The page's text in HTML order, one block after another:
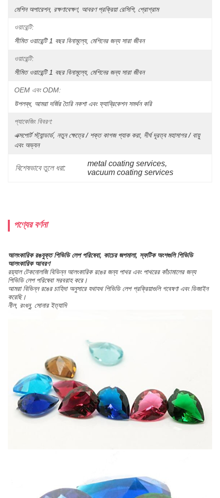
মেশিন অপারেশন, রক্ষণাবেক্ষণ, আবরণ প্রক্রিয়া রেসিপি, প্রোগ্রাম
ওয়ারেন্টি:
সীমিত ওয়ারেন্টি 1 বছর বিনামূল্যে, মেশিনের জন্য সারা জীবন
ওয়ারেন্টি:
সীমিত ওয়ারেন্টি 1 বছর বিনামূল্যে, মেশিনের জন্য সারা জীবন
OEM এবং ODM:
উপলব্ধ, আমরা দর্জির তৈরি নকশা এবং ফ্যাব্রিকেশন সমর্থন করি
প্যাকেজিং বিবরণ:
এক্সপোর্ট স্ট্যান্ডার্ড, নতুন ক্ষেত্রে / শক্ত কাগজ প্যাক করা, দীর্ঘ দূরত্ব মহাসাগর / বায়ু
এবং অভ্যন
বিশেষভাবে তুলে ধরা:
metal coating services,
vacuum coating services
পণ্যের বর্ণনা
আলংকারিক রঙযুক্ত পিভিডি লেপ পরিষেবা, কাচের জপমালা, স্ফটিক অংশগুলি পিভিডি
আলংকারিক আবরণ
রয়্যাল টেকনোলজি বিভিন্ন আলংকারিক রঙের জন্য পাথর এবং পাথরের কাঁচামালের জন্য
পিভিডি লেপ পরিষেবা সরবরাহ করে।
আমরা বিভিন্ন রঙের চাহিদা অনুসারে যথাযথ পিভিডি লেপ প্রক্রিয়াগুলি গবেষণা এবং ডিজাইন
করেছি।
নীল, রংধনু, সোনার ইত্যাদি